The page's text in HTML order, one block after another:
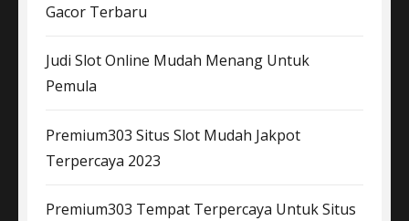
Gacor Terbaru
Judi Slot Online Mudah Menang Untuk
Pemula
Premium303 Situs Slot Mudah Jakpot
Terpercaya 2023
Premium303 Tempat Terpercaya Untuk Situs